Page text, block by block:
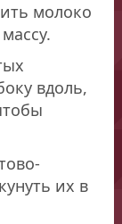
молоко
вдоль,
их в